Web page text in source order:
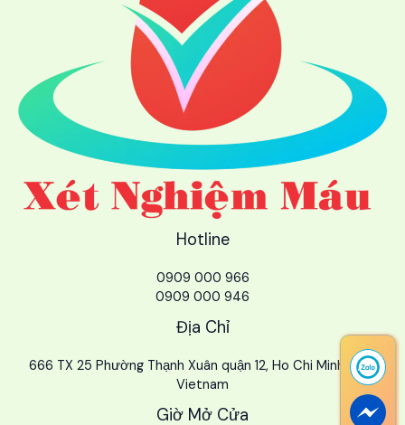
Hotline
0909 000 966
0909 000 946
Địa Chỉ
666 TX 25 Phường Thạnh Xuân quận 12, Ho Chi Minh City,
Vietnam
Giờ Mở Cửa